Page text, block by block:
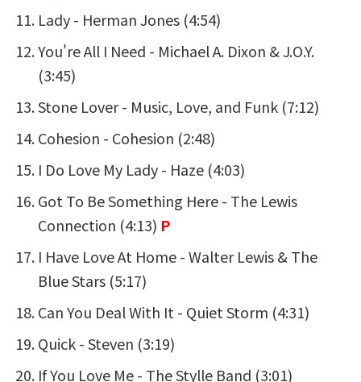
Lady - Herman Jones (4:54)
You're All I Need - Michael A. Dixon & J.O.Y.
(3:45)
Stone Lover - Music, Love, and Funk (7:12)
Cohesion - Cohesion (2:48)
I Do Love My Lady - Haze (4:03)
Got To Be Something Here - The Lewis
Connection (4:13) P
I Have Love At Home -Walter Lewis & The
Blue Stars (5:17)
Can You Deal With It - Quiet Storm (4:31)
Quick -Steven (3:19)
If You Love Me - The Stylle Band (3:01)